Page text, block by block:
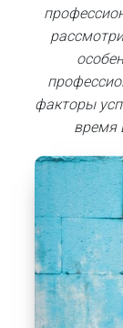
факторы
время